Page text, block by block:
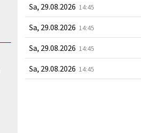
Sa, 29.08.2026 14:45
Sa, 29.08.2026 14:45
Sa, 29.08.2026 14:45
Sa, 29.08.2026 14:45